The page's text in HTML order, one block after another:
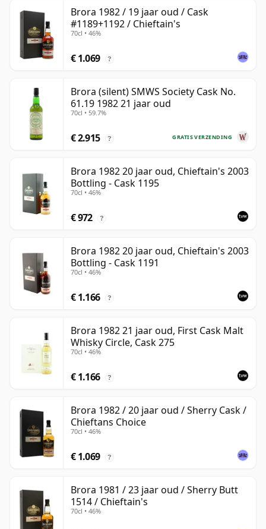
Brora 1982 / 19 jaar oud / Cask
#1189+1192 / Chieftain's
70cl • 46%
€ 1.069 ?
Brora (silent) SMWS Society Cask No.
61.19 1982 21 jaar oud
70cl • 59.7%
GRATIS VERZENDING
€ 2.915 ?
Brora 1982 20 jaar oud, Chieftain's 2003
Bottling - Cask 1195
70cl • 46%
€ 972 ?
Brora 1982 20 jaar oud, Chieftain's 2003
Bottling - Cask 1191
70cl • 46%
€ 1.166 ?
Brora 1982 21 jaar oud, First Cask Malt
Whisky Circle, Cask 275
70cl • 46%
€ 1.166 ?
Brora 1982 / 20 jaar oud / Sherry Cask /
Chieftans Choice
70cl • 46%
€ 1.069 ?
Brora 1981 / 23 jaar oud / Sherry Butt
1514 / Chieftain's
70cl • 46%